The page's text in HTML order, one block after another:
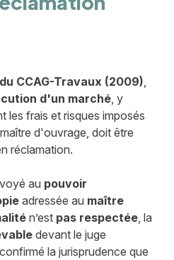
CCAG-Travaux (2009),
d'un marché, y
les frais et risques imposés
d'ouvrage, doit être
réclamation.
au pouvoir
adressée au maître
n’est pas respectée, la
devant le juge
la jurisprudence que